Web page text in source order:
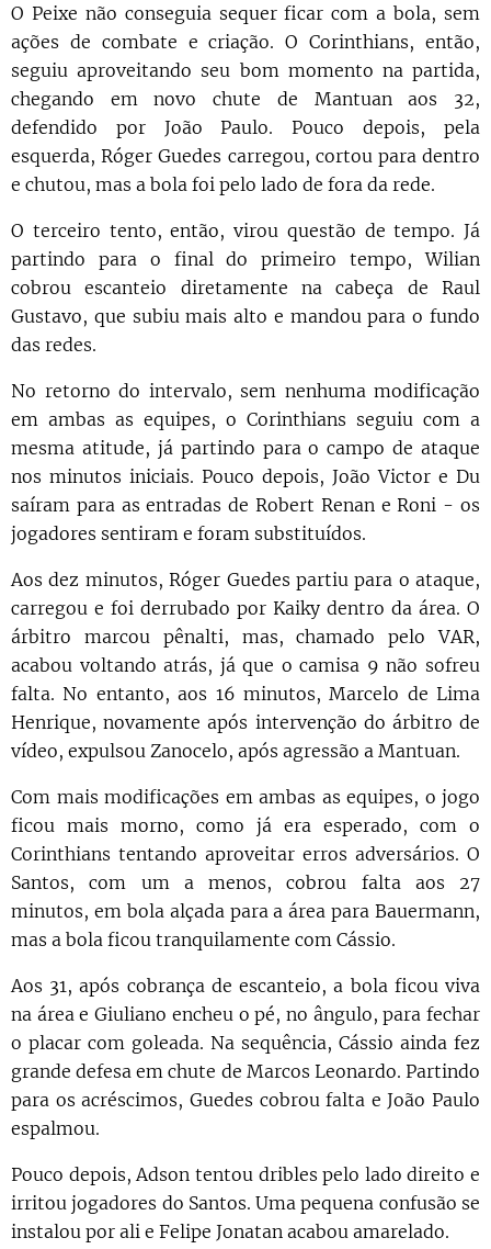
O Peixe não conseguia sequer ficar com a bola, sem
ações de combate e criação. O Corinthians, então,
seguiu aproveitando seu bom momento na partida,
chegando em novo chute de Mantuan aos 32,
defendido por João Paulo. Pouco depois, pela
esquerda, Róger Guedes carregou, cortou para dentro
e chutou, mas a bola foi pelo lado de fora da rede.
O terceiro tento, então, virou questão de tempo. Já
partindo para o final do primeiro tempo, Wilian
cobrou escanteio diretamente na cabeça de Raul
Gustavo, que subiu mais alto e mandou para o fundo
das redes.
No retorno do intervalo, sem nenhuma modificação
em ambas as equipes, o Corinthians seguiu com a
mesma atitude, já partindo para o campo de ataque
nos minutos iniciais. Pouco depois, João Victor e Du
saíram para as entradas de Robert Renan e Roni - os
jogadores sentiram e foram substituídos.
Aos dez minutos, Róger Guedes partiu para o ataque,
carregou e foi derrubado por Kaiky dentro da área. O
árbitro marcou pênalti, mas, chamado pelo VAR,
acabou voltando atrás, já que o camisa 9 não sofreu
falta. No entanto, aos 16 minutos, Marcelo de Lima
Henrique, novamente após intervenção do árbitro de
vídeo, expulsou Zanocelo, após agressão a Mantuan.
Com mais modificações em ambas as equipes, o jogo
ficou mais morno, como já era esperado, com o
Corinthians tentando aproveitar erros adversários. O
Santos, com um a menos, cobrou falta aos 27
minutos, em bola alçada para a área para Bauermann,
mas a bola ficou tranquilamente com Cássio.
Aos 31, após cobrança de escanteio, a bola ficou viva
na área e Giuliano encheu o pé, no ângulo, para fechar
o placar com goleada. Na sequência, Cássio ainda fez
grande defesa em chute de Marcos Leonardo. Partindo
para os acréscimos, Guedes cobrou falta e João Paulo
espalmou.
Pouco depois, Adson tentou dribles pelo lado direito e
irritou jogadores do Santos. Uma pequena confusão se
instalou por ali e Felipe Jonatan acabou amarelado.